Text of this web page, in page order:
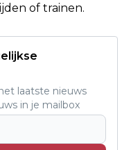
of trainen.
laatste nieuws
in je mailbox